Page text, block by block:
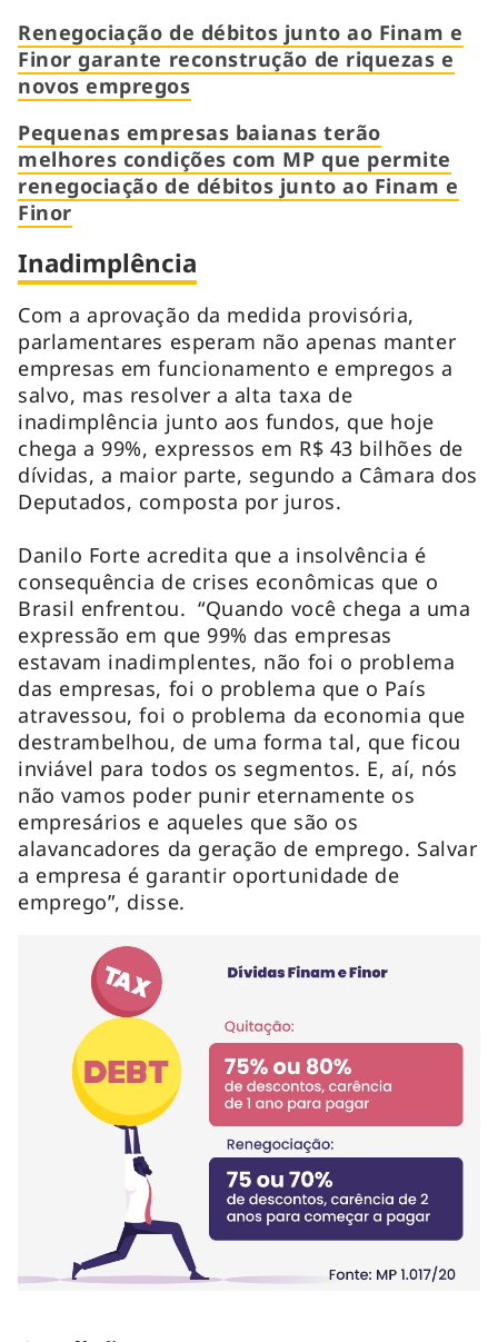
Renegociação de débitos junto ao Finam e
Finor garante reconstrução de riquezas e
novos empregos
Pequenas empresas baianas terão
melhores condições com MP que permite
renegociação de débitos junto ao Finam e
Finor
Inadimplência
Com a aprovação da medida provisória,
parlamentares esperam não apenas manter
empresas em funcionamento e empregos a
salvo, mas resolver a alta taxa de
inadimplência junto aos fundos, que hoje
chega a 99%, expressos em R$ 43 bilhões de
dívidas, a maior parte, segundo a Câmara dos
Deputados, composta por juros.
Danilo Forte acredita que a insolvência é
consequência de crises econômicas que o
Brasil enfrentou. “Quando você chega a uma
expressão em que 99% das empresas
estavam inadimplentes, não foi o problema
das empresas, foi o problema que o País
atravessou, foi o problema da economia que
destrambelhou, de uma forma tal, que ficou
inviável para todos os segmentos. E, aí, nós
não vamos poder punir eternamente os
empresários e aqueles que são os
alavancadores da geração de emprego. Salvar
a empresa é garantir oportunidade de
emprego”, disse.